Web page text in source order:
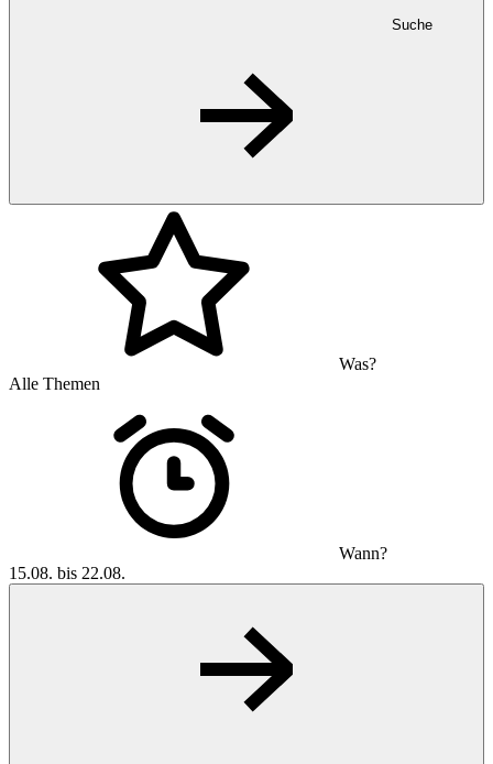
Suche
Was?
Alle Themen
Wann?
15.08. bis 22.08.